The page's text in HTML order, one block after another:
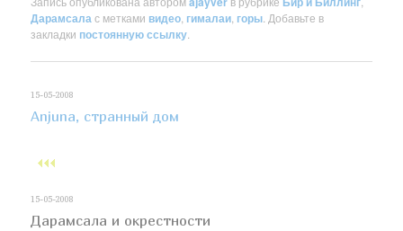
Дарамсалас метками видео гималаи горы . Добавьте в
закладки постоянную ссылку
15-05-2008
Anjuna, странный дом
15-05-2008
Дарамсала и окрестности